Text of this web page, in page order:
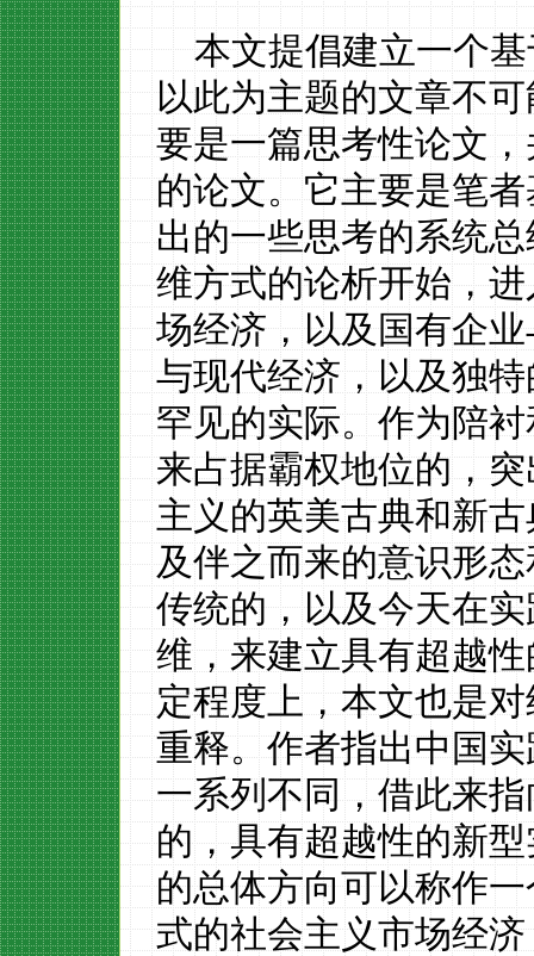
本文提倡建立一个
以此为主题的文章不
要是一篇思考性论文
的论文。它主要是笔
出的一些思考的系统
维方式的论析开始，
场经济，以及国有企
与现代经济，以及独
罕见的实际。作为陪
来占据霸权地位的，
主义的英美古典和新
及伴之而来的意识形
传统的，以及今天在
维，来建立具有超越
定程度上，本文也是
重释。作者指出中国
一系列不同，借此来
的，具有超越性的新
的总体方向可以称作
式的社会主义市场经